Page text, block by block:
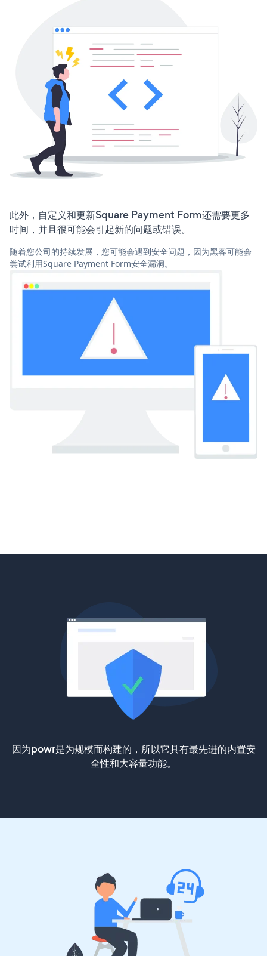
此外，自定义和更新Square Payment Form还需要更多
时间，并且很可能会引起新的问题或错误。
随着您公司的持续发展，您可能会遇到安全问题，因为黑客可能会
尝试利用Square Payment Form安全漏洞。
因为powr是为规模而构建的，所以它具有最先进的内置安
全性和大容量功能。